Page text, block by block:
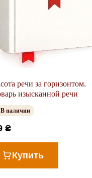
речи за горизонтом.
изысканной речи
В наличии
₴
Купить